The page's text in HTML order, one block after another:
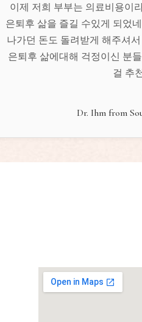
이제 저희 부부는 의료비용이
은퇴후 삶을 즐길 수있게 되었
나가던 돈도 돌려받게 해주셔
은퇴후 삶에대해 걱정이신 분
걸 추
Dr. Ihm from